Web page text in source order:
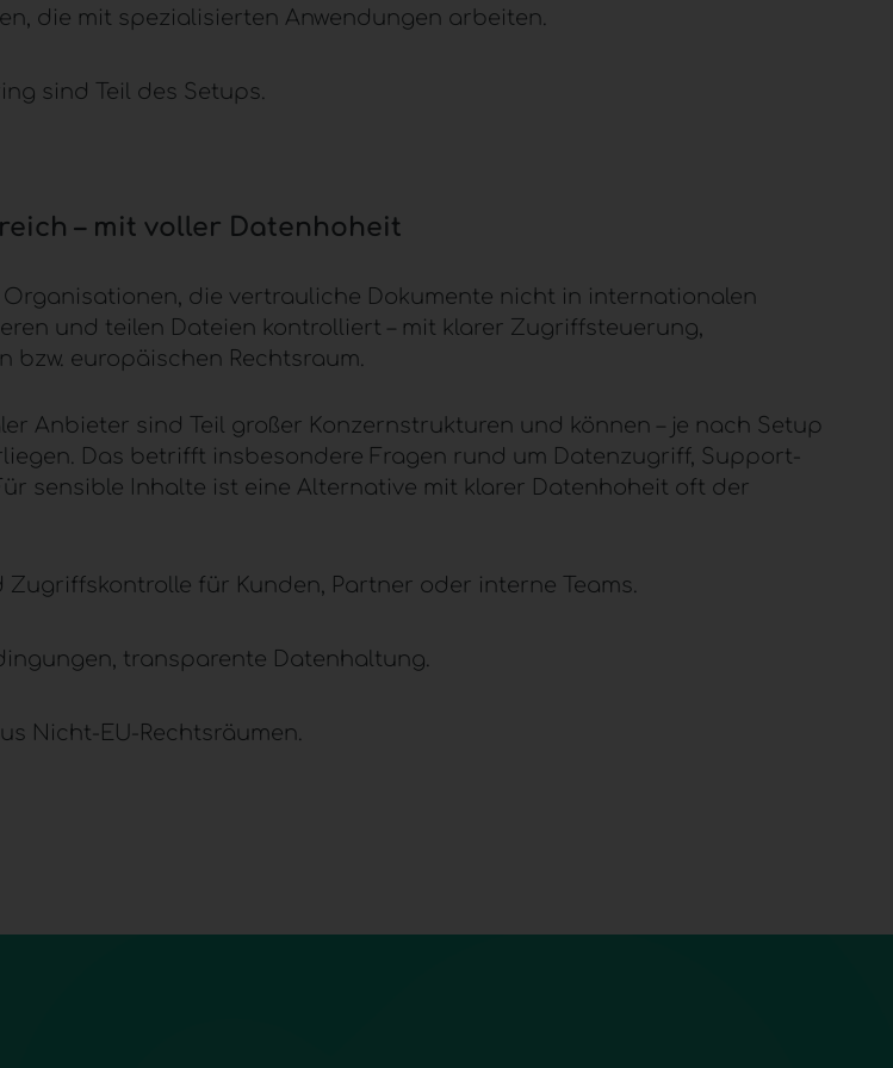
die mit spezialisierten Anwendungen arbeiten.
sind Teil des Setups.
– mit voller Datenhoheit
die vertrauliche Dokumente nicht in internationalen
und teilen Dateien kontrolliert – mit klarer Zugriffsteuerung,
europäischen Rechtsraum.
Anbieter sind Teil großer Konzernstrukturen und können – je nach Setup
Das betrifft insbesondere Fragen rund um Datenzugriff, Support-
sensible Inhalte ist eine Alternative mit klarer Datenhoheit oft der
für Kunden, Partner oder interne Teams.
transparente Datenhaltung.
Nicht-EU-Rechtsräumen.